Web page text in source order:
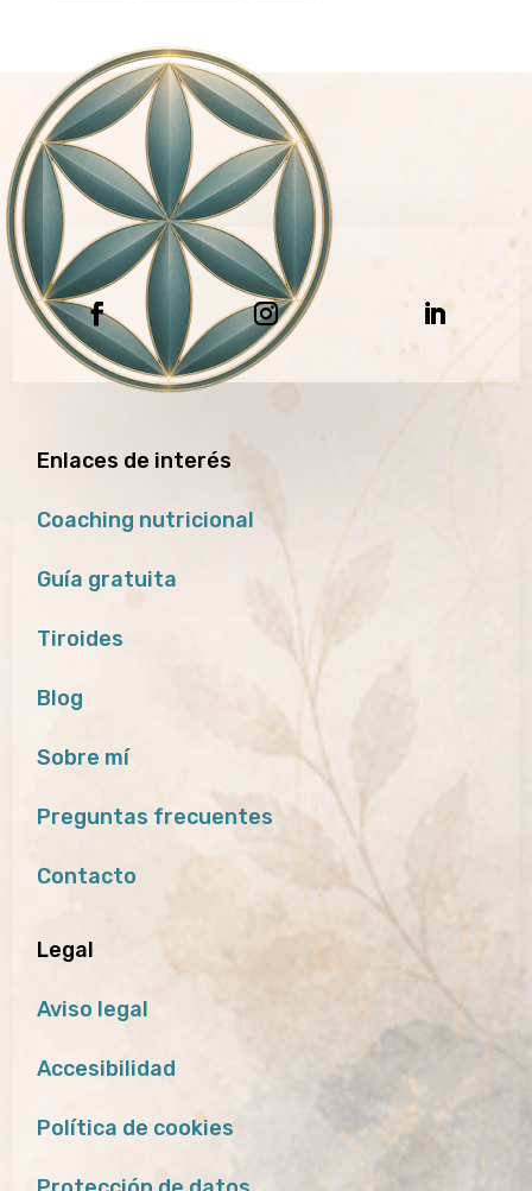
Enlaces de interés
Coaching nutricional
Guía gratuita
Tiroides
Blog
Sobre mí
Preguntas frecuentes
Contacto
Legal
Aviso legal
Accesibilidad
Política de cookies